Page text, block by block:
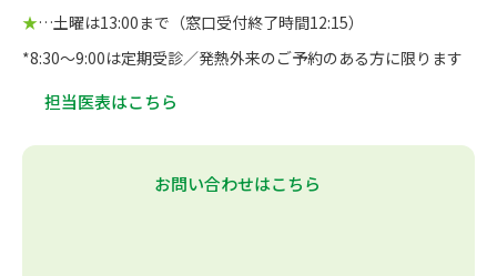
★…土曜は13:00まで（窓口受付終了時間12:15）
*8:30～9:00は定期受診／発熱外来のご予約のある方に限ります
担当医表はこちら
お問い合わせはこちら